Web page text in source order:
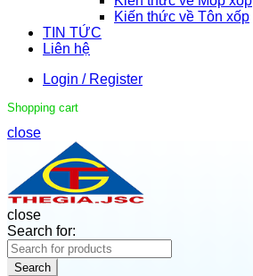
Kiến thức về Tôn xốp
TIN TỨC
Liên hệ
Login / Register
Shopping cart
close
close
Search for:
Search